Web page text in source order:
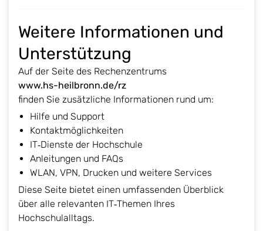
Weitere Informationen und
Unterstützung
Auf der Seite des Rechenzentrums
www.hs-heilbronn.de/rz
finden Sie zusätzliche Informationen rund um:
Hilfe und Support
Kontaktmöglichkeiten
IT‑Dienste der Hochschule
Anleitungen und FAQs
WLAN, VPN, Drucken und weitere Services
Diese Seite bietet einen umfassenden Überblick
über alle relevanten IT‑Themen Ihres
Hochschulalltags.